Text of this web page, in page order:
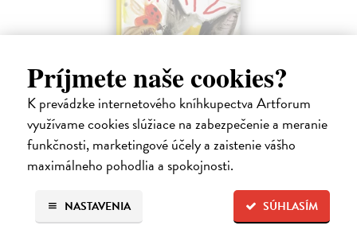
Príjmete naše cookies?
K prevádzke internetového kníhkupectva Artforum
využívame cookies slúžiace na zabezpečenie a meranie
funkčnosti, marketingové účely a zaistenie vášho
maximálneho pohodlia a spokojnosti.
SÚHLASÍM
NASTAVENIA
Alica a hmyz
Dúbravský Andrej| Kniha
Alica je zvedavá mačka, ktorá býva so zvedavým Andrejom. Obaja sú
fascinovaní ríšou hmyzu.
28,03 €